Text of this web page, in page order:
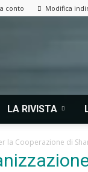
conto Modifica
LA RIVISTA
la Cooperazione di